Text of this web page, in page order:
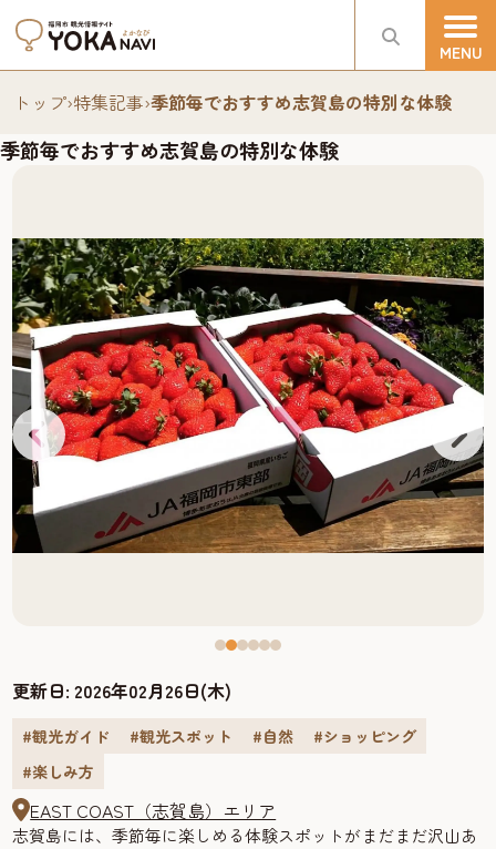
トップ›特集記事›季節毎でおすすめ志賀島の特別な体験
季節毎でおすすめ志賀島の特別な体験
更新日:2026年02月26日(木)
#観光ガイド #観光スポット #自然
#ショッピング
#楽しみ方
EAST COAST（志賀島）エリア
志賀島には、季節毎に楽しめる体験スポットがまだまだ沢山あ